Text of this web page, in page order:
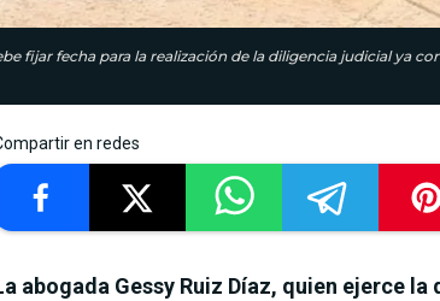
fijar fecha para la realización de la diligencia judicial ya
en redes
abogada Gessy Ruiz Díaz, quien ejerce